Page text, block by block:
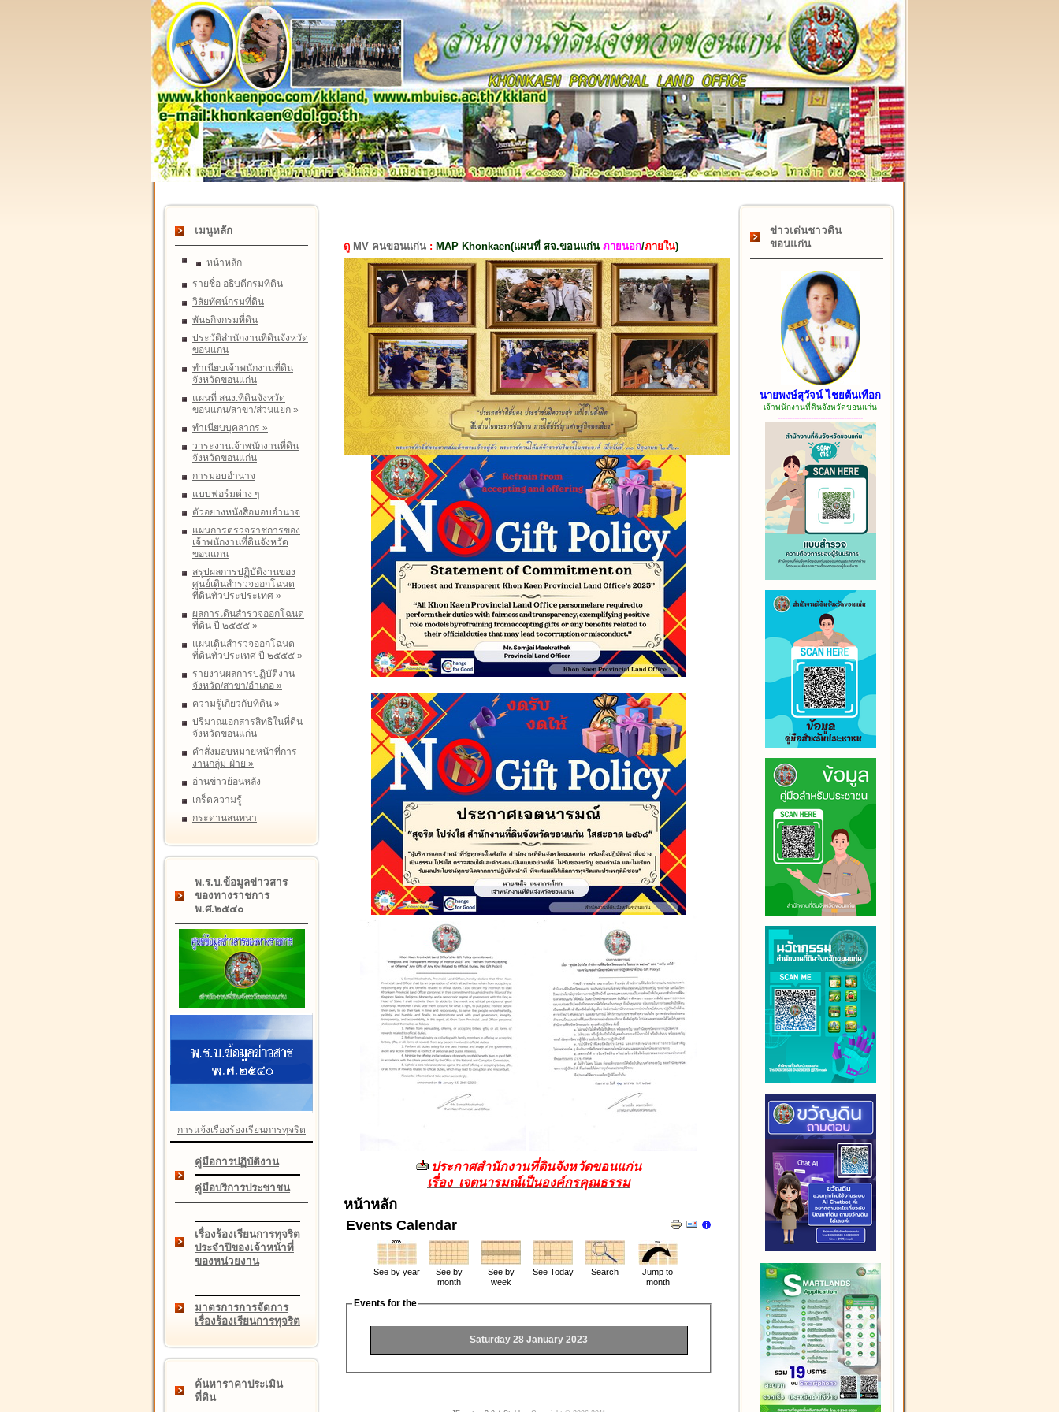
เมนูหลัก
หน้าหลัก
รายชื่อ อธิบดีกรมที่ดิน
วิสัยทัศน์กรมที่ดิน
พันธกิจกรมที่ดิน
ประวัติสำนักงานที่ดินจังหวัด
ขอนแก่น
ทำเนียบเจ้าพนักงานที่ดิน
จังหวัดขอนแก่น
แผนที่ สนง.ที่ดินจังหวัด
ขอนแก่น/สาขา/ส่วนแยก »
ทำเนียบบุคลากร »
วาระงานเจ้าพนักงานที่ดิน
จังหวัดขอนแก่น
การมอบอำนาจ
แบบฟอร์มต่าง ๆ
ตัวอย่างหนังสือมอบอำนาจ
แผนการตรวจราชการของ
เจ้าพนักงานที่ดินจังหวัด
ขอนแก่น
สรุปผลการปฏิบัติงานของ
ศูนย์เดินสำรวจออกโฉนด
ที่ดินทั่วประประเทศ »
ผลการเดินสำรวจออกโฉนด
ที่ดิน ปี ๒๕๕๕ »
แผนเดินสำรวจออกโฉนด
ที่ดินทั่วประเทศ ปี ๒๕๕๕ »
รายงานผลการปฏิบัติงาน
จังหวัด/สาขา/อำเภอ »
ความรู้เกี่ยวกับที่ดิน »
ปริมาณเอกสารสิทธิในที่ดิน
จังหวัดขอนแก่น
คำสั่งมอบหมายหน้าที่การ
งานกลุ่ม-ฝ่าย »
อ่านข่าวย้อนหลัง
เกร็ดความรู้
กระดานสนทนา
พ.ร.บ.ข้อมูลข่าวสาร
ของทางราชการ
พ.ศ.๒๕๔๐
การแจ้งเรื่องร้องเรียนการทุจริต
คู่มือการปฏิบัติงาน
คู่มือบริการประชาชน
เรื่องร้องเรียนการทุจริต
ประจำปีของเจ้าหน้าที่
ของหน่วยงาน
มาตรการการจัดการ
เรื่องร้องเรียนการทุจริต
ค้นหาราคาประเมิน
ที่ดิน
๑๗ กุมภาพันธ์ "วันคล้ายวันสถาปนากรมที่ดิน" ครบรอบ ๑๒
ดู MV คนขอนแก่น : MAP Khonkaen(แผนที่ สจ.ขอนแก่น ภายนอก/ภายใน)
ประกาศสำนักงานที่ดินจังหวัดขอนแก่น
เรื่อง เจตนารมณ์เป็นองค์กรคุณธรรม
หน้าหลัก
Events Calendar
See by year
See by
month
See by
week
See Today Search
Jump to
month
Events for the
Saturday 28 January 2023
ข่าวเด่นชาวดิน
ขอนแก่น
นายพงษ์สุวัจน์ ไชยต้นเทือก
เจ้าพนักงานที่ดินจังหวัดขอนแก่น
------------------------------------